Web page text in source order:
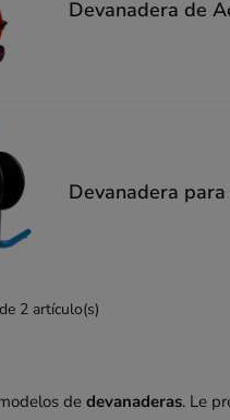
Devanadera de
Devanadera
2 artículo(s)
de devanaderas. Le